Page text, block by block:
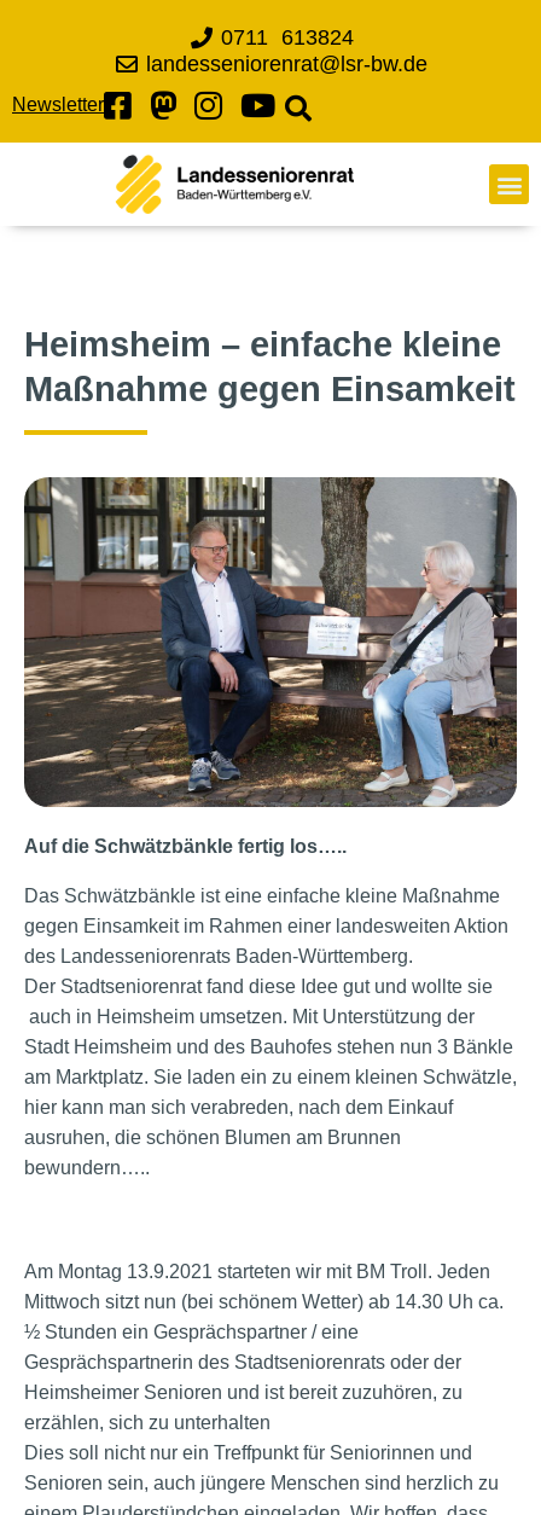
0711 613824
landesseniorenrat@lsr-bw.de
Newsletter
Heimsheim – einfache kleine
Maßnahme gegen Einsamkeit
Auf die Schwätzbänkle fertig los…..
Das Schwätzbänkle ist eine einfache kleine Maßnahme
gegen Einsamkeit im Rahmen einer landesweiten Aktion
des Landesseniorenrats Baden-Württemberg.
Der Stadtseniorenrat fand diese Idee gut und wollte sie
auch in Heimsheim umsetzen. Mit Unterstützung der
Stadt Heimsheim und des Bauhofes stehen nun 3 Bänkle
am Marktplatz. Sie laden ein zu einem kleinen Schwätzle,
hier kann man sich verabreden, nach dem Einkauf
ausruhen, die schönen Blumen am Brunnen
bewundern…..
Am Montag 13.9.2021 starteten wir mit BM Troll. Jeden
Mittwoch sitzt nun (bei schönem Wetter) ab 14.30 Uh ca.
½ Stunden ein Gesprächspartner / eine
Gesprächspartnerin des Stadtseniorenrats oder der
Heimsheimer Senioren und ist bereit zuzuhören, zu
erzählen, sich zu unterhalten
Dies soll nicht nur ein Treffpunkt für Seniorinnen und
Senioren sein, auch jüngere Menschen sind herzlich zu